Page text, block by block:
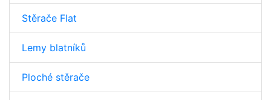
Stěrače Flat
Lemy blatníků
Ploché stěrače